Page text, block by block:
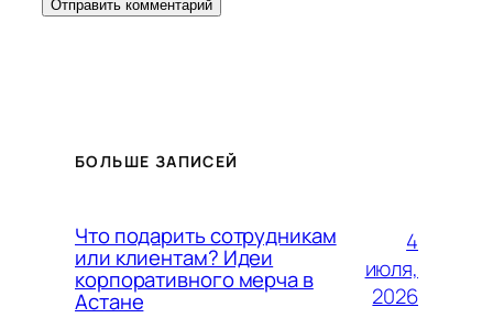
БОЛЬШЕ ЗАПИСЕЙ
Что подарить сотрудникам
или клиентам? Идеи
корпоративного мерча в
Астане
4
июля,
2026